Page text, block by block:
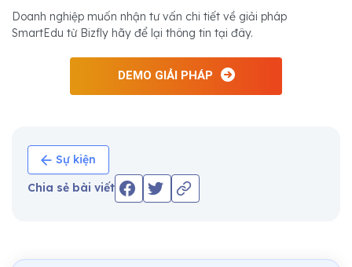
Doanh nghiệp muốn nhận tư vấn chi tiết về giải pháp
SmartEdu từ Bizfly hãy để lại thông tin tại đây.
DEMO GIẢI PHÁP
Sự kiện
Chia sẻ bài viết